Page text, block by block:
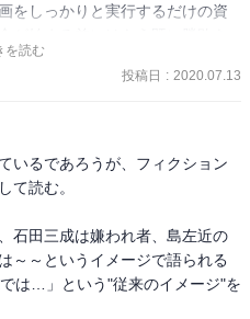
をしっかりと実行するだけの資
石田三成が敗北し、徳川家康が
き方に、筆者・司馬遼太郎はお
なという感じが垣間見えました
を読む
投稿日 : 2020.07.13
いるであろうが、フィクション
て読む。
石田三成は嫌われ者、島左近の
～～というイメージで語られる
は…」という"従来のイメージ"を